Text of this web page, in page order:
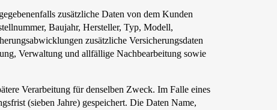
zusätzliche Daten von dem Kunden
Baujahr, Hersteller, Typ, Modell,
zusätzliche Versicherungsdaten
Verwaltung und allfällige Nachbearbeitung sowie
Verarbeitung für denselben Zweck. Im Falle eines
(sieben Jahre) gespeichert. Die Daten Name,